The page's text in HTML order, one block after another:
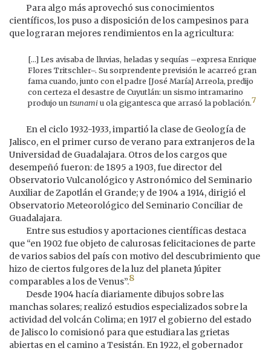
Para algo más aprovechó sus conocimientos
científicos, los puso a disposición de los campesinos para
que lograran mejores rendimientos en la agricultura:
[...] Les avisaba de lluvias, heladas y sequías –expresa Enrique
Flores Tritschler–. Su sorprendente previsión le acarreó gran
fama cuando, junto con el padre [José María] Arreola, predijo
con certeza el desastre de Cuyutlán: un sismo intramarino
produjo un tsunamiu ola gigantesca que arrasó la población.7
En el ciclo 1932-1933, impartió la clase de Geología de
Jalisco, en el primer curso de verano para extranjeros de la
Universidad de Guadalajara. Otros de los cargos que
desempeñó fueron: de 1895 a 1903, fue director del
Observatorio Vulcanológico y Astronómico del Seminario
Auxiliar de Zapotlán el Grande; y de 1904 a 1914, dirigió el
Observatorio Meteorológico del Seminario Conciliar de
Guadalajara.
Entre sus estudios y aportaciones científicas destaca
que “en 1902 fue objeto de calurosas felicitaciones de parte
de varios sabios del país con motivo del descubrimiento que
hizo de ciertos fulgores de la luz del planeta Júpiter
comparables a los de Venus”.8
Desde 1904 hacía diariamente dibujos sobre las
manchas solares; realizó estudios especializados sobre la
actividad del volcán Colima; en 1917 el gobierno del estado
de Jalisco lo comisionó para que estudiara las grietas
abiertas en el camino a Tesistán. En 1922, el gobernador